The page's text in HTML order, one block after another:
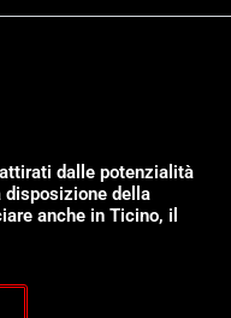
dalle potenzialità
della
anche in Ticino, il